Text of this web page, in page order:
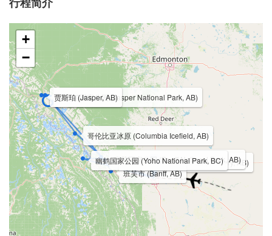
行程简介
卡尔加里 (Calgary, AB)
班芙国家公园 (Banff National Park, AB)
哥伦比亚冰原 (Columbia Icefield, AB)
贾斯珀国家公园 (Jasper National Park, AB)
贾斯珀 (Jasper, AB)
班芙市 (Banff, AB)
幽鹤国家公园 (Yoho National Park, BC)
+
−